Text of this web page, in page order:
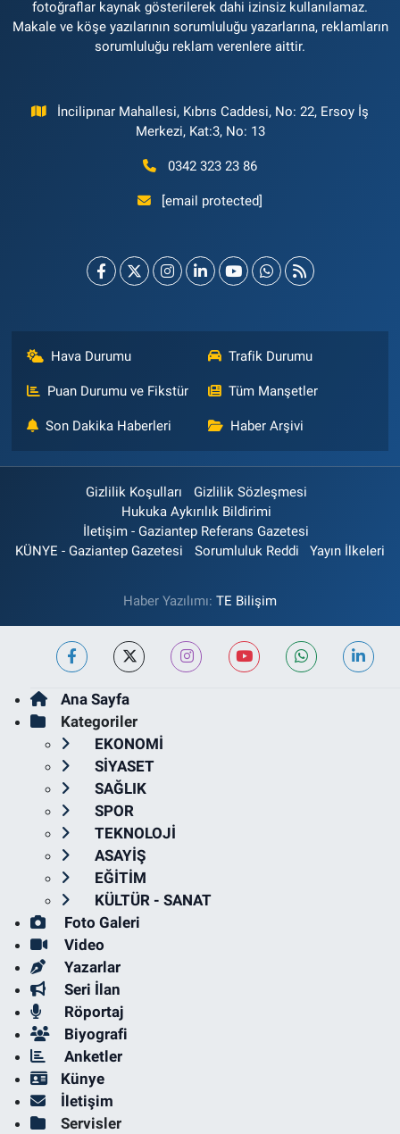
fotoğraflar kaynak gösterilerek dahi izinsiz kullanılamaz.
Makale ve köşe yazılarının sorumluluğu yazarlarına, reklamların
sorumluluğu reklam verenlere aittir.
İncilipınar Mahallesi, Kıbrıs Caddesi, No: 22, Ersoy İş
Merkezi, Kat:3, No: 13
0342 323 23 86
[email protected]
Hava Durumu Trafik Durumu
Puan Durumu ve Fikstür Tüm Manşetler
Son Dakika Haberleri Haber Arşivi
Gizlilik Koşulları
Gizlilik Sözleşmesi
Hukuka Aykırılık Bildirimi
İletişim - Gaziantep Referans Gazetesi
KÜNYE - Gaziantep Gazetesi
Sorumluluk Reddi Yayın İlkeleri
Haber Yazılımı: TE Bilişim
Ana Sayfa
Kategoriler
EKONOMİ
SİYASET
SAĞLIK
SPOR
TEKNOLOJİ
ASAYİŞ
EĞİTİM
KÜLTÜR - SANAT
Foto Galeri
Video
Yazarlar
Seri İlan
Röportaj
Biyografi
Anketler
Künye
İletişim
Servisler